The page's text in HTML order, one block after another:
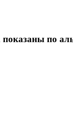
показаны по